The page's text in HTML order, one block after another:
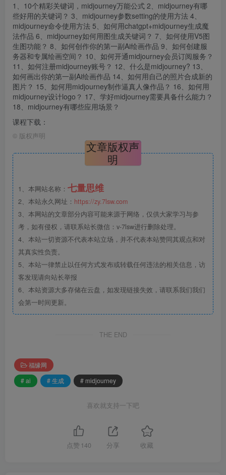
1、10个精彩关键词， midjourney万能公式 2、midjourney有哪
些好用的关键词？ 3、midjourney参数setting的使用方法 4、
midjourney命令使用方法 5、如何用chatgpt+midjourney生成魔
法作品 6、midjourney如何用图生成关键词？ 7、如何使用V5图
生图功能？ 8、如何创作你的第一副Ai绘画作品 9、如何创建服
务器和专属绘画空间？ 10、如何开通midjourney会员订阅服务？
11、如何注册midjourney账号？ 12、什么是midjourney? 13、
如何画出你的第一副Ai绘画作品 14、如何用自己的照片合成新的
图片？ 15、如何用midjourney制作逼真人像作品？ 16、如何用
midjourney设计logo？ 17、学好midjourney需要具备什么能力？
18、midjourney有哪些应用场景？
课程下载：
© 版权声明
文章版权声
明
1、本网站名称： 七量思维
2、本站永久网址： https://zy.7lsw.com
3、本网站的文章部分内容可能来源于网络，仅供大家学习与参
考，如有侵权，请联系站长微信：v-7lsw进行删除处理。
4、本站一切资源不代表本站立场，并不代表本站赞同其观点和对
其真实性负责。
5、本站一律禁止以任何方式发布或转载任何违法的相关信息，访
客发现请向站长举报
6、本站资源大多存储在云盘，如发现链接失效，请联系我们我们
会第一时间更新。
THE END
福缘网
# ai
# 生成 # midjourney
喜欢就支持一下吧
点赞 140 分享 收藏